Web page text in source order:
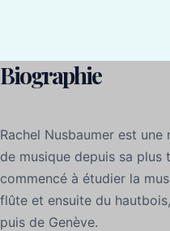
Biographie
Rachel Nusbaumer est une
de musique depuis sa plus
commencé à étudier la
flûte et ensuite du
puis de Genève.